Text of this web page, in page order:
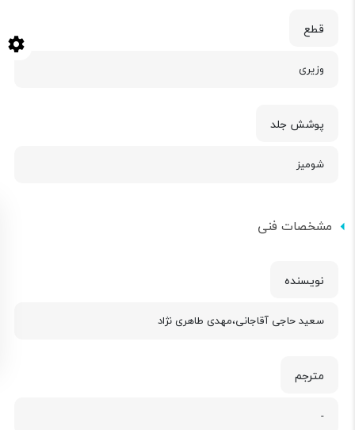
قطع
وزیری
پوشش جلد
شومیز
مشخصات فنی
نویسنده
سعید حاجی آقاجانی،مهدی طاهری نژاد
مترجم
-